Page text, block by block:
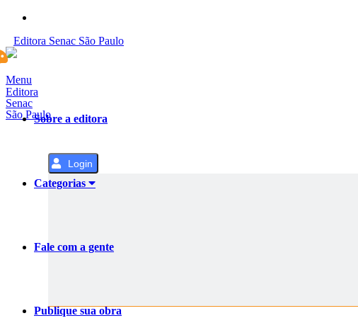
o
Editora Senac São Paulo
Menu
Editora
Senac
São PauloSobre a editora
Categorias
Fale com a gente
Publique sua obra
Login